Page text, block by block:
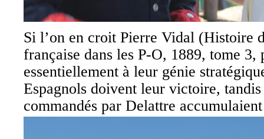
Si l’on en croit Pierre Vidal (Histoire
française dans les P-O, 1889, tome 3,
essentiellement à leur génie
Espagnols doivent leur victoire,
commandés par Delattre